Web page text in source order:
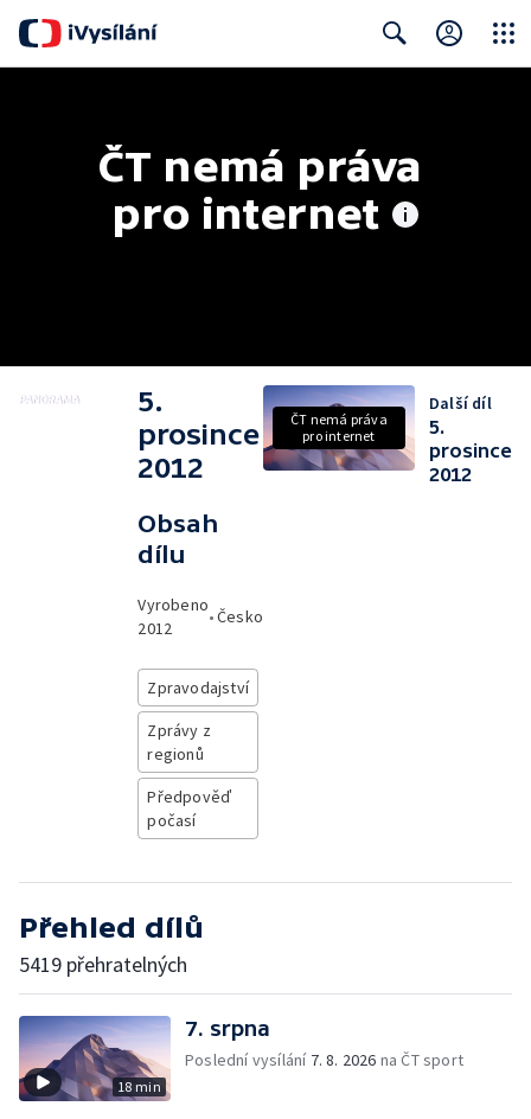
ČT nemá práva
pro internet
5.
prosince
2012
Obsah
dílu
Vyrobeno
2012
•Česko
Zpravodajství
Zprávy z
regionů
Předpověď
počasí
ČT nemá práva
pro internet
Další díl
5.
prosince
2012
Přehled dílů
5419 přehratelných
18 min
7. srpna
Poslední vysílání 7. 8. 2026 na ČT sport